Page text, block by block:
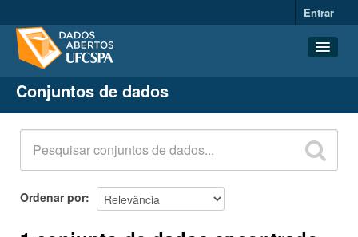
Entrar
Conjuntos de dados
Organizações
Grupos
Sobre
Conjuntos de dados
Ordenar por